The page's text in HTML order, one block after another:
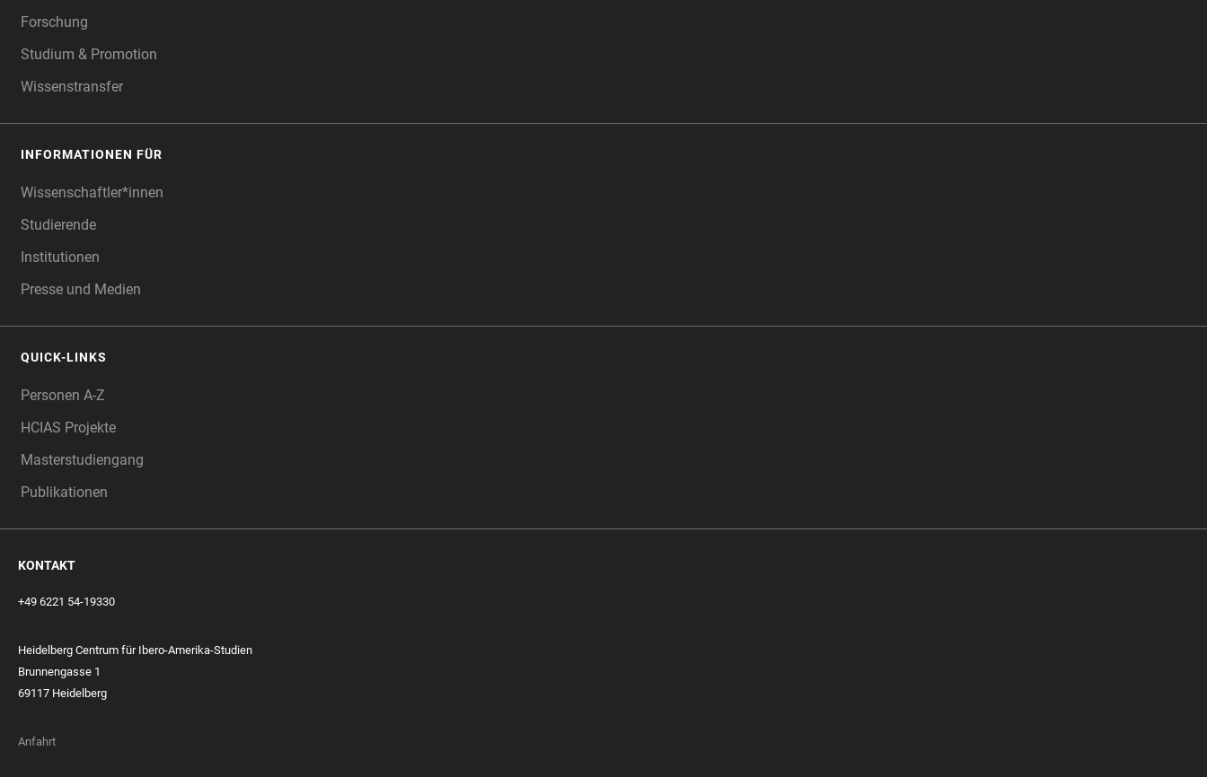
Forschung
Studium & Promotion
Wissenstransfer
INFORMATIONEN FÜR
Wissenschaftler*innen
Studierende
Institutionen
Presse und Medien
QUICK-LINKS
Personen A-Z
HCIAS Projekte
Masterstudiengang
Publikationen
KONTAKT
+49 6221 54-19330
Heidelberg Centrum für Ibero-Amerika-Studien
Brunnengasse 1
69117 Heidelberg
Anfahrt